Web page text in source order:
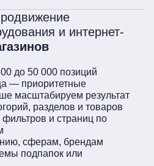
и интернет-
до 50 000 позиций
— приоритетные
масштабируем результат
разделов и товаров
и страниц по
сферам, брендам
подпапок или